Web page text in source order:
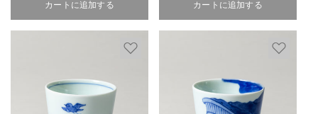
価
格
カートに追加する
価
格
カートに追加する